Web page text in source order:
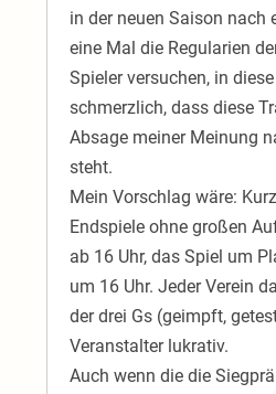
in der neuen Saison nach
eine Mal die Regularien
Spieler versuchen, in
schmerzlich, dass diese
Absage meiner Meinung
steht.
Mein Vorschlag wäre:
Endspiele ohne großen
ab 16 Uhr, das Spiel um
um 16 Uhr. Jeder Verein
der drei Gs (geimpft,
Veranstalter lukrativ.
Auch wenn die die